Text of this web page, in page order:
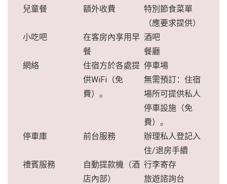
兒童餐
額外收費
特別節食菜單
（應要求提供）
小吃吧
在客房內享用早
餐
酒吧
餐廳
網絡
住宿方於各處提
供WiFi（免
費）。
停車場
無需預訂：住宿
場所可提供私人
停車設施（免
費）。
停車庫
前台服務
辦理私人登記入
住/退房手續
禮賓服務
自動提款機（酒
店內部）
行李寄存
旅遊諮詢台